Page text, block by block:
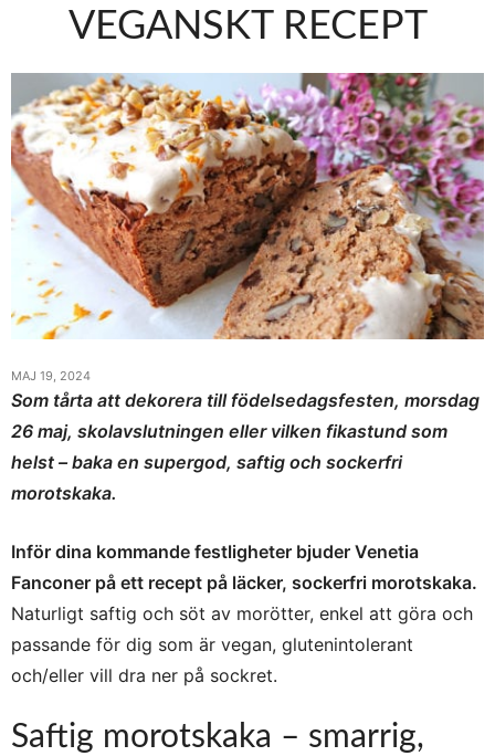
VEGANSKT RECEPT
MAJ 19, 2024
Som tårta att dekorera till födelsedagsfesten, morsdag
26 maj, skolavslutningen eller vilken fikastund som
helst – baka en supergod, saftig och sockerfri
morotskaka.
Inför dina kommande festligheter bjuder Venetia
Fanconer på ett recept på läcker, sockerfri morotskaka.
Naturligt saftig och söt av morötter, enkel att göra och
passande för dig som är vegan, glutenintolerant
och/eller vill dra ner på sockret.
Saftig morotskaka – smarrig,